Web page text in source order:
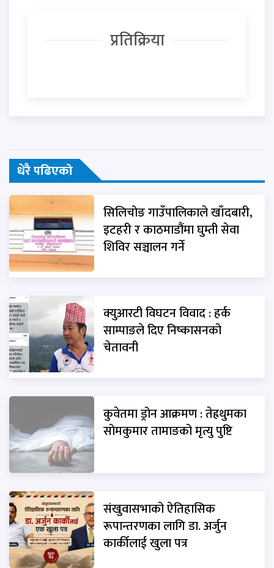
प्रतिक्रिया
धेरै पढिएको
सिलिचोङ गाउँपालिकाले खाँदबारी,
इटहरी र काठमाडौंमा घुम्ती सेवा
शिविर सञ्चालन गर्ने
क्युआरटी विघटन विवाद : हर्क
साम्पाङले दिए निष्कासनको
चेतावनी
कुवेतमा ड्रोन आक्रमण : तेह्रथुमका
सोमकुमार तामाङको मृत्यु पुष्टि
संखुवासभाको ऐतिहासिक
रूपान्तरणका लागि डा. अर्जुन
कार्कीलाई खुला पत्र